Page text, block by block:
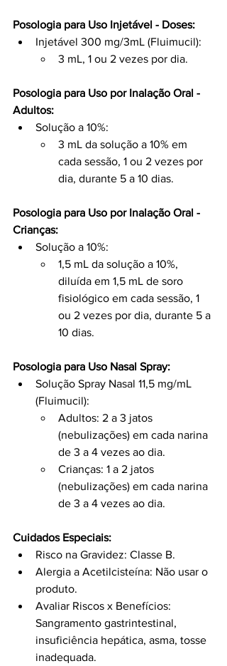
Posologia para Uso Injetável - Doses:
Injetável 300 mg/3mL (Fluimucil):
3 mL, 1 ou 2 vezes por dia.
Posologia para Uso por Inalação Oral -
Adultos:
Solução a 10%:
3 mL da solução a 10% em
cada sessão, 1 ou 2 vezes por
dia, durante 5 a 10 dias.
Posologia para Uso por Inalação Oral -
Crianças:
Solução a 10%:
1,5 mL da solução a 10%,
diluída em 1,5 mL de soro
fisiológico em cada sessão, 1
ou 2 vezes por dia, durante 5 a
10 dias.
Posologia para Uso Nasal Spray:
Solução Spray Nasal 11,5 mg/mL
(Fluimucil):
Adultos: 2 a 3 jatos
(nebulizações) em cada narina
de 3 a 4 vezes ao dia.
Crianças: 1 a 2 jatos
(nebulizações) em cada narina
de 3 a 4 vezes ao dia.
Cuidados Especiais:
Risco na Gravidez: Classe B.
Alergia a Acetilcisteína: Não usar o
produto.
Avaliar Riscos x Benefícios:
Sangramento gastrintestinal,
insuficiência hepática, asma, tosse
inadequada.